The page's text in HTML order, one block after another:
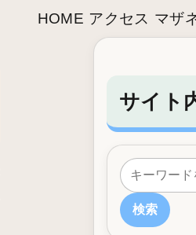
HOME アクセス マザ
サイト
検索